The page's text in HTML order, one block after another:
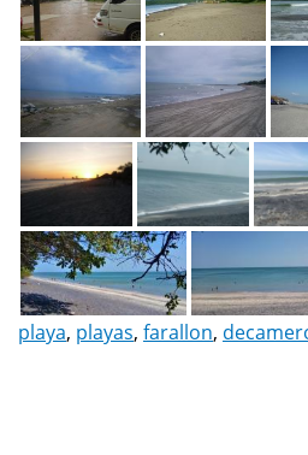
playa, playas, farallon,